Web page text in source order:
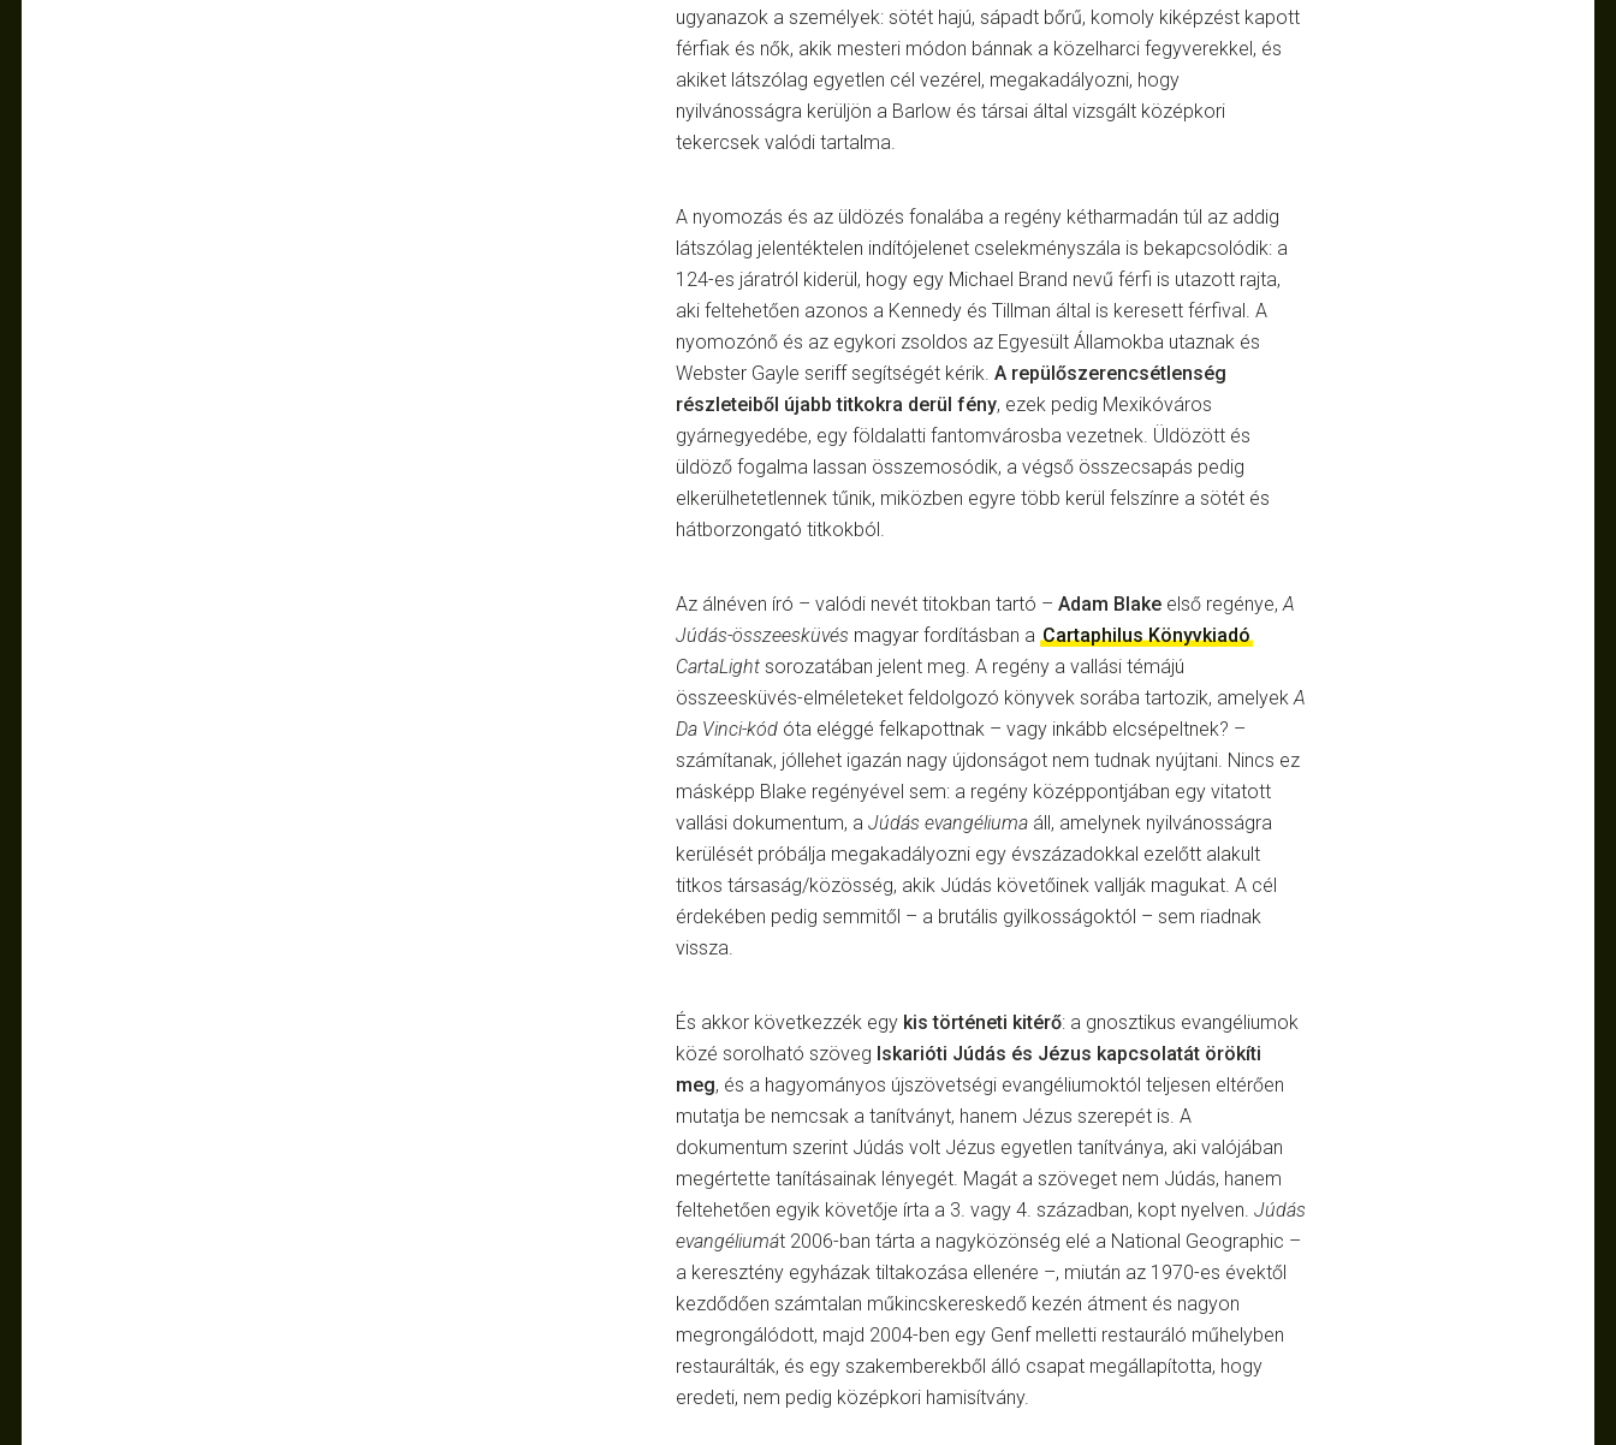
ugyanazok a személyek: sötét hajú, sápadt bőrű, komoly kiképzést kapott
férfiak és nők, akik mesteri módon bánnak a közelharci fegyverekkel, és
akiket látszólag egyetlen cél vezérel, megakadályozni, hogy
nyilvánosságra kerüljön a Barlow és társai által vizsgált középkori
tekercsek valódi tartalma.
A nyomozás és az üldözés fonalába a regény kétharmadán túl az addig
látszólag jelentéktelen indítójelenet cselekményszála is bekapcsolódik: a
124-es járatról kiderül, hogy egy Michael Brand nevű férfi is utazott rajta,
aki feltehetően azonos a Kennedy és Tillman által is keresett férfival. A
nyomozónő és az egykori zsoldos az Egyesült Államokba utaznak és
Webster Gayle seriff segítségét kérik. A repülőszerencsétlenség
részleteiből újabb titkokra derül fény, ezek pedig Mexikóváros
gyárnegyedébe, egy földalatti fantomvárosba vezetnek. Üldözött és
üldöző fogalma lassan összemosódik, a végső összecsapás pedig
elkerülhetetlennek tűnik, miközben egyre több kerül felszínre a sötét és
hátborzongató titkokból.
Az álnéven író – valódi nevét titokban tartó – Adam Blake első regénye,A
Júdás-összeesküvés magyar fordításban a Cartaphilus Könyvkiadó
CartaLight sorozatában jelent meg. A regény a vallási témájú
összeesküvés-elméleteket feldolgozó könyvek sorába tartozik, amelyekA
Da Vinci-kód óta eléggé felkapottnak – vagy inkább elcsépeltnek? –
számítanak, jóllehet igazán nagy újdonságot nem tudnak nyújtani. Nincs ez
másképp Blake regényével sem: a regény középpontjában egy vitatott
vallási dokumentum, a Júdás evangéliuma áll, amelynek nyilvánosságra
kerülését próbálja megakadályozni egy évszázadokkal ezelőtt alakult
titkos társaság/közösség, akik Júdás követőinek vallják magukat. A cél
érdekében pedig semmitől – a brutális gyilkosságoktól – sem riadnak
vissza.
És akkor következzék egy kis történeti kitérő: a gnosztikus evangéliumok
közé sorolható szöveg Iskarióti Júdás és Jézus kapcsolatát örökíti
meg, és a hagyományos újszövetségi evangéliumoktól teljesen eltérően
mutatja be nemcsak a tanítványt, hanem Jézus szerepét is. A
dokumentum szerint Júdás volt Jézus egyetlen tanítványa, aki valójában
megértette tanításainak lényegét. Magát a szöveget nem Júdás, hanem
feltehetően egyik követője írta a 3. vagy 4. században, kopt nyelven. Júdás
evangéliumát 2006-ban tárta a nagyközönség elé a National Geographic –
a keresztény egyházak tiltakozása ellenére –, miután az 1970-es évektől
kezdődően számtalan műkincskereskedő kezén átment és nagyon
megrongálódott, majd 2004-ben egy Genf melletti restauráló műhelyben
restaurálták, és egy szakemberekből álló csapat megállapította, hogy
eredeti, nem pedig középkori hamisítvány.